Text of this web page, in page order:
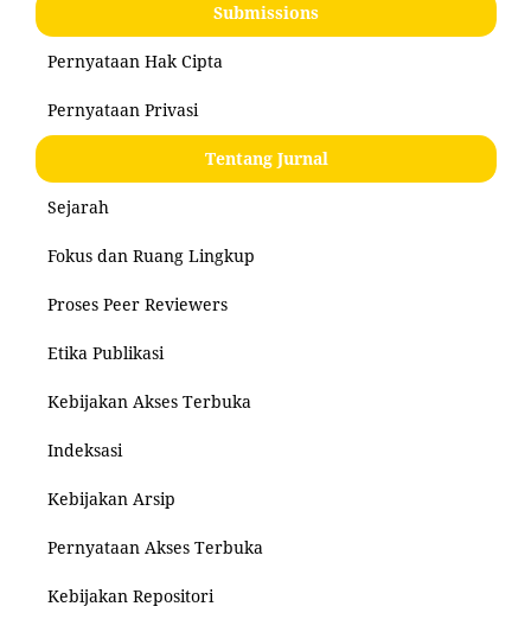
Submissions
Pernyataan Hak Cipta
Pernyataan Privasi
Tentang Jurnal
Sejarah
Fokus dan Ruang Lingkup
Proses Peer Reviewers
Etika Publikasi
Kebijakan Akses Terbuka
Indeksasi
Kebijakan Arsip
Pernyataan Akses Terbuka
Kebijakan Repositori